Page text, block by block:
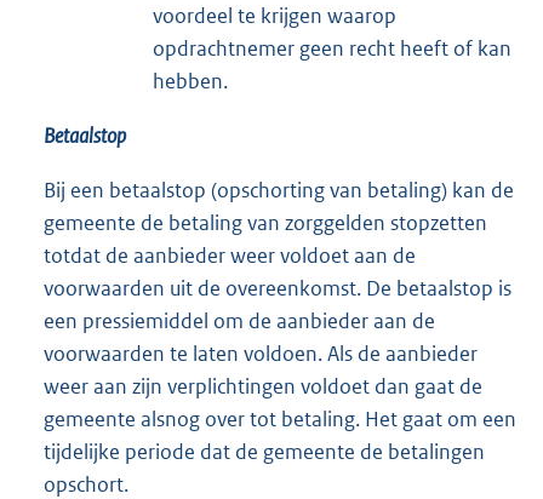
voordeel te krijgen waarop
opdrachtnemer geen recht heeft of kan
hebben.
Betaalstop
Bij een betaalstop (opschorting van betaling) kan de
gemeente de betaling van zorggelden stopzetten
totdat de aanbieder weer voldoet aan de
voorwaarden uit de overeenkomst. De betaalstop is
een pressiemiddel om de aanbieder aan de
voorwaarden te laten voldoen. Als de aanbieder
weer aan zijn verplichtingen voldoet dan gaat de
gemeente alsnog over tot betaling. Het gaat om een
tijdelijke periode dat de gemeente de betalingen
opschort.